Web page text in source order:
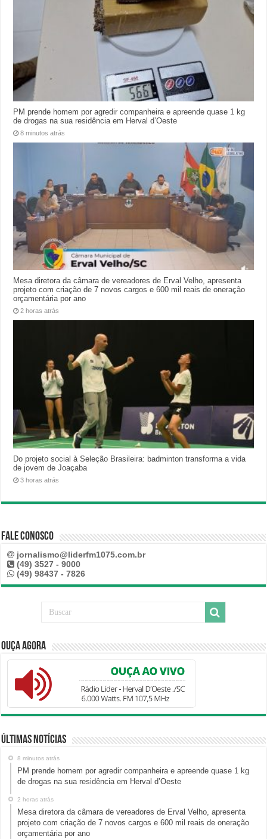
PM prende homem por agredir companheira e apreende quase 1 kg
de drogas na sua residência em Herval d’Oeste
8 minutos atrás
Mesa diretora da câmara de vereadores de Erval Velho, apresenta
projeto com criação de 7 novos cargos e 600 mil reais de oneração
orçamentária por ano
2 horas atrás
Do projeto social à Seleção Brasileira: badminton transforma a vida
de jovem de Joaçaba
3 horas atrás
Fale Conosco
jornalismo@liderfm1075.com.br
(49) 3527 - 9000
(49) 98437 - 7826
Ouça Agora
Últimas Notícias
8 minutos atrás
PM prende homem por agredir companheira e apreende quase 1 kg
de drogas na sua residência em Herval d’Oeste
2 horas atrás
Mesa diretora da câmara de vereadores de Erval Velho, apresenta
projeto com criação de 7 novos cargos e 600 mil reais de oneração
orçamentária por ano